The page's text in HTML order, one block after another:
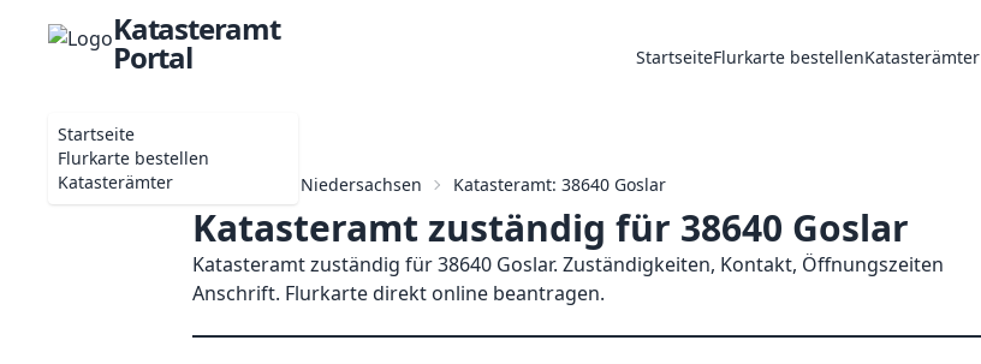
Katasteramt
Portal
Startseite
Flurkarte bestellen
Katasterämter
StartseiteFlurkarte bestellenKatasterämter
Niedersachsen Katasteramt: 38640 Goslar
Katasteramt zuständig für 38640 Goslar
Katasteramt zuständig für 38640 Goslar. Zuständigkeiten, Kontakt, Öffnungszeiten
Anschrift. Flurkarte direkt online beantragen.